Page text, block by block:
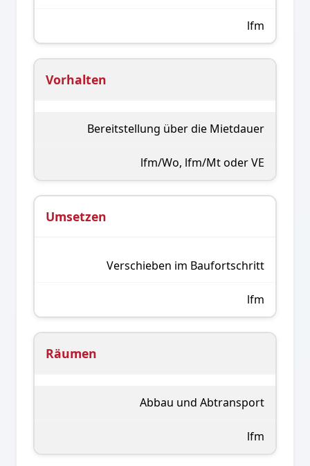
lfm
Vorhalten
Bereitstellung über die Mietdauer
lfm/Wo, lfm/Mt oder VE
Umsetzen
Verschieben im Baufortschritt
lfm
Räumen
Abbau und Abtransport
lfm